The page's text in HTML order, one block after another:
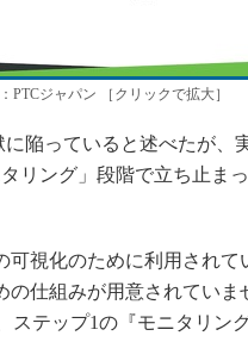
ジャパン ［クリックで拡大］
陥っていると述べたが、
リング」段階で立ち止ま
視化のために利用されて
の仕組みが用意されてい
ステップ1の『モニタリン